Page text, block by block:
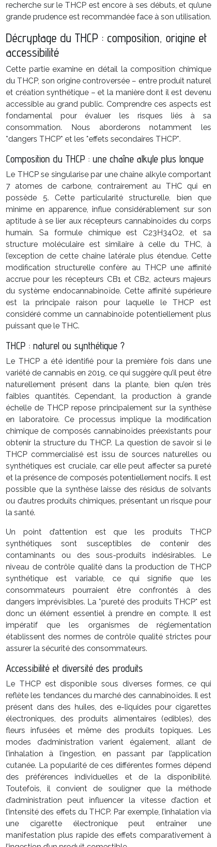
recherche sur le THCP est encore à ses débuts, et qu’une
grande prudence est recommandée face à son utilisation.
Décryptage du THCP : composition, origine et
accessibilité
Cette partie examine en détail la composition chimique
du THCP, son origine controversée – entre produit naturel
et création synthétique – et la manière dont il est devenu
accessible au grand public. Comprendre ces aspects est
fondamental pour évaluer les risques liés à sa
consommation. Nous aborderons notamment les
*dangers THCP* et les *effets secondaires THCP*.
Composition du THCP : une chaîne alkyle plus longue
Le THCP se singularise par une chaîne alkyle comportant
7 atomes de carbone, contrairement au THC qui en
possède 5. Cette particularité structurelle, bien que
minime en apparence, influe considérablement sur son
aptitude à se lier aux récepteurs cannabinoïdes du corps
humain. Sa formule chimique est C23H34O2, et sa
structure moléculaire est similaire à celle du THC, à
l’exception de cette chaîne latérale plus étendue. Cette
modification structurelle confère au THCP une affinité
accrue pour les récepteurs CB1 et CB2, acteurs majeurs
du système endocannabinoïde. Cette affinité supérieure
est la principale raison pour laquelle le THCP est
considéré comme un cannabinoïde potentiellement plus
puissant que le THC.
THCP : naturel ou synthétique ?
Le THCP a été identifié pour la première fois dans une
variété de cannabis en 2019, ce qui suggère qu’il peut être
naturellement présent dans la plante, bien qu’en très
faibles quantités. Cependant, la production à grande
échelle de THCP repose principalement sur la synthèse
en laboratoire. Ce processus implique la modification
chimique de composés cannabinoïdes préexistants pour
obtenir la structure du THCP. La question de savoir si le
THCP commercialisé est issu de sources naturelles ou
synthétiques est cruciale, car elle peut affecter sa pureté
et la présence de composés potentiellement nocifs. Il est
possible que la synthèse laisse des résidus de solvants
ou d’autres produits chimiques, présentant un risque pour
la santé.
Un point d’attention est que les produits THCP
synthétiques sont susceptibles de contenir des
contaminants ou des sous-produits indésirables. Le
niveau de contrôle qualité dans la production de THCP
synthétique est variable, ce qui signifie que les
consommateurs pourraient être confrontés à des
dangers imprévisibles. La *pureté des produits THCP* est
donc un élément essentiel à prendre en compte. Il est
impératif que les organismes de réglementation
établissent des normes de contrôle qualité strictes pour
assurer la sécurité des consommateurs.
Accessibilité et diversité des produits
Le THCP est disponible sous diverses formes, ce qui
reflète les tendances du marché des cannabinoïdes. Il est
présent dans des huiles, des e-liquides pour cigarettes
électroniques, des produits alimentaires (edibles), des
fleurs infusées et même des produits topiques. Les
modes d’administration varient également, allant de
l’inhalation à l’ingestion, en passant par l’application
cutanée. La popularité de ces différentes formes dépend
des préférences individuelles et de la disponibilité.
Toutefois, il convient de souligner que la méthode
d’administration peut influencer la vitesse d’action et
l’intensité des effets du THCP. Par exemple, l’inhalation via
une cigarette électronique peut entraîner une
manifestation plus rapide des effets comparativement à